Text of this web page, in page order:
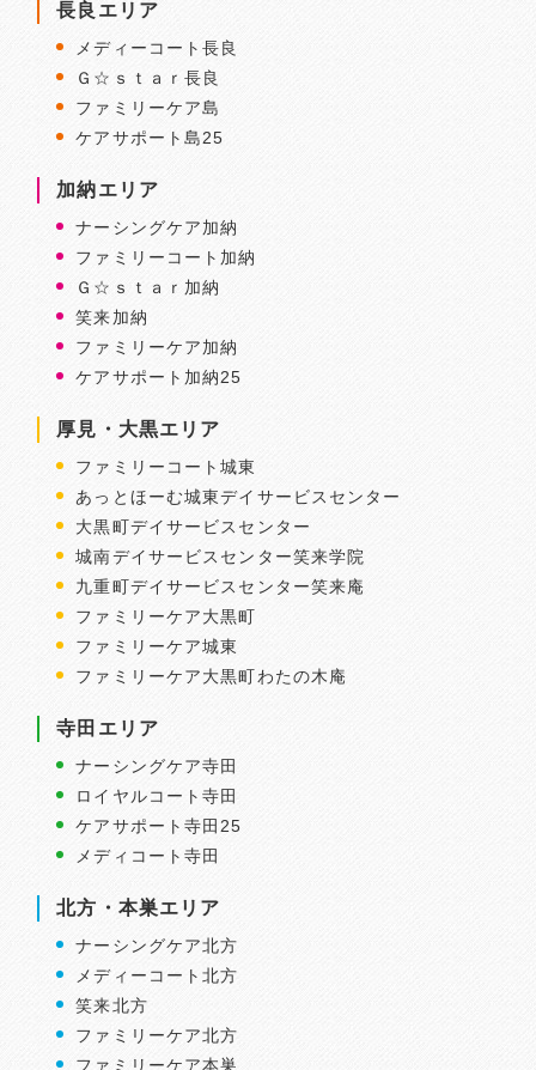
長良エリア
メディーコート長良
Ｇ☆ｓｔａｒ長良
ファミリーケア島
ケアサポート島25
加納エリア
ナーシングケア加納
ファミリーコート加納
Ｇ☆ｓｔａｒ加納
笑来加納
ファミリーケア加納
ケアサポート加納25
厚見・大黒エリア
ファミリーコート城東
あっとほーむ城東デイサービスセンター
大黒町デイサービスセンター
城南デイサービスセンター笑来学院
九重町デイサービスセンター笑来庵
ファミリーケア大黒町
ファミリーケア城東
ファミリーケア大黒町わたの木庵
寺田エリア
ナーシングケア寺田
ロイヤルコート寺田
ケアサポート寺田25
メディコート寺田
北方・本巣エリア
ナーシングケア北方
メディーコート北方
笑来北方
ファミリーケア北方
ファミリーケア本巣